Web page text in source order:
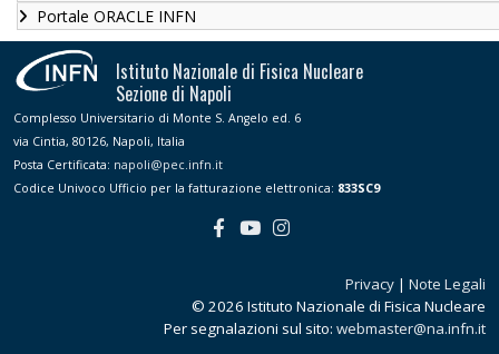
Portale ORACLE INFN
Istituto Nazionale di Fisica Nucleare
Sezione di Napoli
Complesso Universitario di Monte S. Angelo ed. 6
via Cintia, 80126, Napoli, Italia
Posta Certificata: napoli@pec.infn.it
Codice Univoco Ufficio per la fatturazione elettronica: 833SC9
Privacy | Note Legali
© 2026 Istituto Nazionale di Fisica Nucleare
Per segnalazioni sul sito: webmaster@na.infn.it